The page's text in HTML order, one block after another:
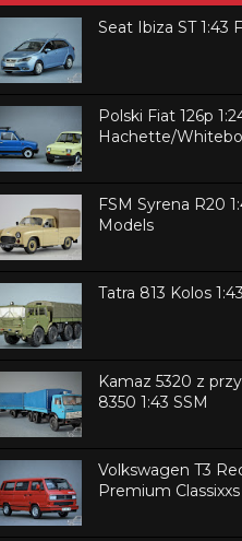
Seat Ibiza ST 1:43
Polski Fiat 126p
Hachette/
FSM Syrena R20
Models
Tatra 813 Kolos
Kamaz 5320 z
8350 1:43 SSM
Volkswagen T3
Premium Classixxs